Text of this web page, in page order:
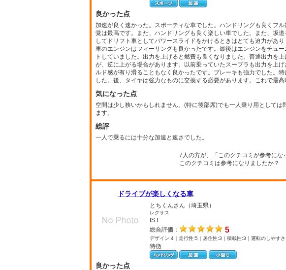
良かった点
加速が良く速かった。スポーティな車でした。ハンドリングも良くフ
覚は最高です。また、ハンドリングも良く楽しい車でした。また、坂
してドリフト車としてパワースライドをかけるときはとても迫力があ
車のエンジンはフィーリングも良かったです。最後はエンジンをチュ
トしていました。出力を上げると燃費も良くなりました。普通出力を
が、逆に上がる場合があります。以前乗っていたスープラも出力を上
ルド感が有り滑ることもなく良かったです。ブレーキも強力でした。
した。後、タイヤは強力なものに交換する必要があります。これで最高
気になった点
空間は少し狭いかもしれません。(特に後部席)でも一人乗り用として
ます。
総評
一人で乗るには十分な加速と速さでした。
7人の方が、「このクチコミが参考にな
このクチコミは参考になりましたか？
ドライブが楽しくなる車
とちくんさん（埼玉県）
レクサス
IS F
総合評価：
5
デザイン:4｜走行性:5｜居住性:3｜積載性:3｜運転のしやす
特徴
良かった点